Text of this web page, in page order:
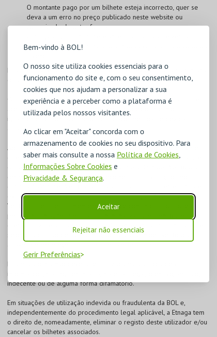
Bem-vindo à BOL!
O nosso site utiliza cookies essenciais para o
funcionamento do site e, com o seu consentimento,
cookies que nos ajudam a personalizar a sua
experiência e a perceber como a plataforma é
utilizada pelos nossos visitantes.
Ao clicar em "Aceitar" concorda com o
armazenamento de cookies no seu dispositivo. Para
saber mais consulte a nossa Política de Cookies,
Informações Sobre Cookies e
Privacidade & Segurança.
Aceitar
Rejeitar não essenciais
Gerir Preferências
O montante pago por um bilhete esteja incorrecto, quer se
deva a um erro no preço publicado neste website ou
comunicado de outra forma;
Consiga adquirir um bilhete que não deveria ter sido colocado
Esta medida será aplicável quer o erro se deva a uma falha humana
ou a uma falha técnica na plataforma BOL.
O utilizador registado naBOLé responsável pelos seus dados de
acesso, devendo garantir a confidencialidade dos mesmos. É
igualmente responsável pelos seus dados pessoais e devida
atualização.
Ao assinalar "LI E ACEITO AS CONDIÇÕES GERAIS", o cliente expressa
o seu consentimento, livre e informado, através do qual aceita que
os seus dados pessoais sejam utilizados pela Opiniões Verificadas
(empresa externa, terceira) para recolher a sua avaliação após a
exclusivamente para as necessidades da solução. A Opiniões
Verificadas está estritamente proibida de comunicar a qualquer
pessoa informações pessoais ou nominativas que identifique o
cliente ou viole a sua privacidade. O cliente tem a oportunidade de
se opor à difusão desta informação para a Opiniões Verificadas
Esta plataforma não deverá ser utilizada para a troca de vírus
informáticos, mailings em massa, material ilegal, ofensivo, abusivo,
indecente ou de alguma forma difamatório.
Em situações de utilização indevida ou fraudulenta da BOLe,
independentemente do procedimento legal aplicável, a Etnaga tem
o direito de, nomeadamente, eliminar o registo deste utilizador e/ou
cancelar os bilhetes associados.